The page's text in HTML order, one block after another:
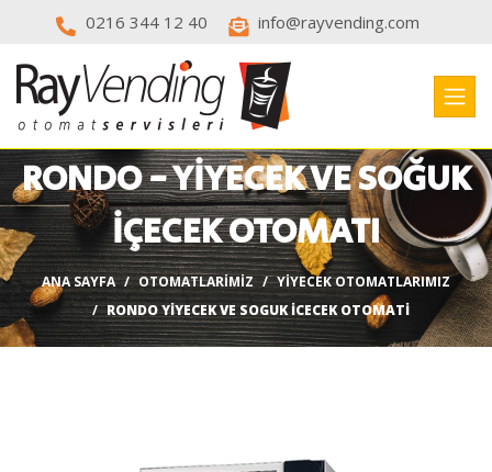
0216 344 12 40 info@rayvending.com
RONDO - YIYECEK VE SOĞUK
IÇECEK OTOMATI
ANA SAYFA OTOMATLARIMIZ
YIYECEK OTOMATLARIMIZ
RONDO YIYECEK VE SOGUK ICECEK OTOMATI